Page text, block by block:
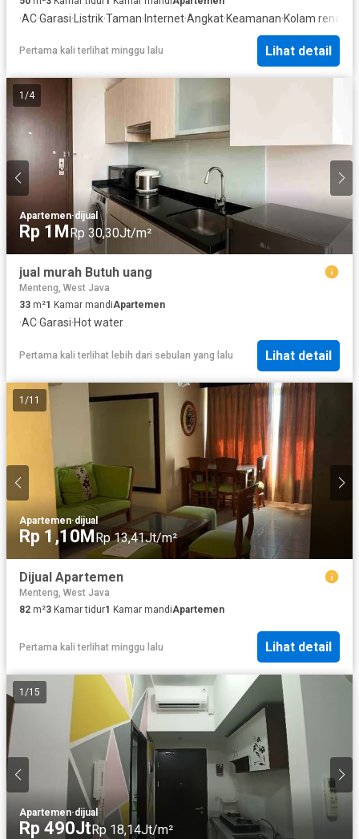
·AC·Garasi·Listrik·Taman·Internet·Angkat·Keamanan·Kolam renang
Pertama kali terlihat minggu lalu Lihat detail
1 /4
Apartemen·dijual
Rp 1M Rp 30,30Jt/m²
jual murah Butuh uang
Menteng, West Java
33 m²1 Kamar mandiApartemen
·AC·Garasi·Hot water
Pertama kali terlihat lebih dari sebulan yang lalu Lihat detail
1 /11
Apartemen·dijual
Rp 1,10MRp 13,41Jt/m²
Dijual Apartemen
Menteng, West Java
82 m²3 Kamar tidur1 Kamar mandiApartemen
Pertama kali terlihat minggu lalu Lihat detail
1 /15
Apartemen·dijual
Rp 490JtRp 18,14Jt/m²